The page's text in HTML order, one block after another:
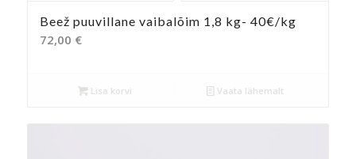
Beež puuvillane vaibalõim 1,8 kg- 40€/kg
72,00 €
Lisa korvi Vaata lähemalt